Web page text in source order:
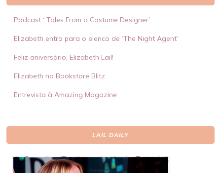
Podcast ‘ Tales From a Costume Designer’
Elizabeth entra para o elenco de ‘The Night Agent’
Feliz aniversário, Elizabeth Lail!
Elizabeth no Bookstore Blitz
Entrevista à Amazing Magazine
LAIL DAILY